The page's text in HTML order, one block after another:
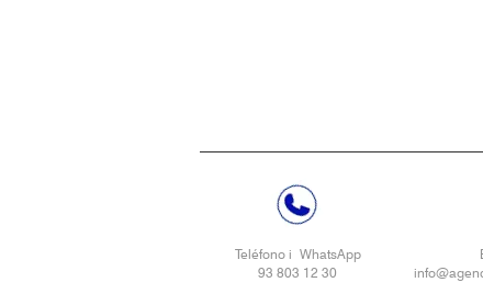
Teléfono i WhatsApp
93 803 12 30